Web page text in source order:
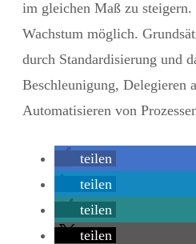
im gleichen Maß zu
Wachstum möglich.
durch Standardisierung und
Beschleunigung, Delegieren
Automatisieren von
teilen
teilen
teilen
teilen